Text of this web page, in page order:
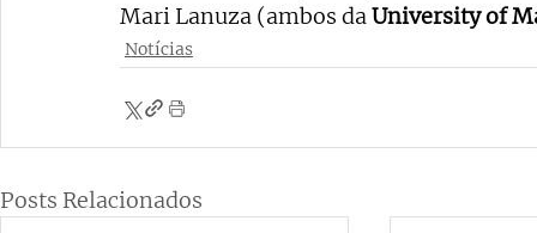
Mari Lanuza (ambos da University of
Notícias
Posts Relacionados